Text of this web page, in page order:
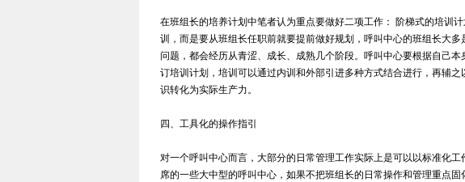
在班组长的培养计划中笔者认为重点要做好二项工作： 阶梯式的培训
训，而是要从班组长任职前就要提前做好规划，呼叫中心的班组长大
问题，都会经历从青涩、成长、成熟几个阶段。呼叫中心要根据自己
订培训计划，培训可以通过内训和外部引进多种方式结合进行，再辅
识转化为实际生产力。
四、工具化的操作指引
对一个呼叫中心而言，大部分的日常管理工作实际上是可以以标准化
席的一些大中型的呼叫中心，如果不把班组长的日常操作和管理重点